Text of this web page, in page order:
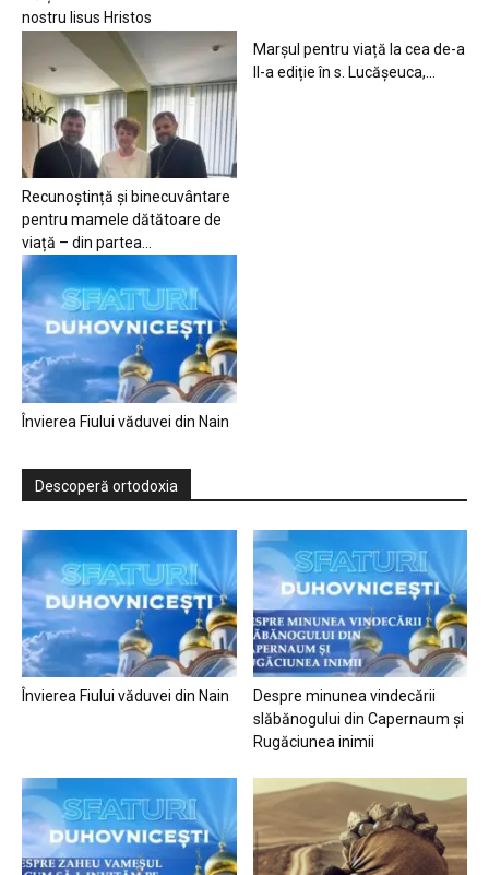
nostru Iisus Hristos
Recunoștință și binecuvântare
pentru mamele dătătoare de
viață – din partea...
Marșul pentru viață la cea de-a
II-a ediție în s. Lucășeuca,...
Învierea Fiului văduvei din Nain
Descoperă ortodoxia
Învierea Fiului văduvei din Nain
Despre minunea vindecării
slăbănogului din Capernaum și
Rugăciunea inimii